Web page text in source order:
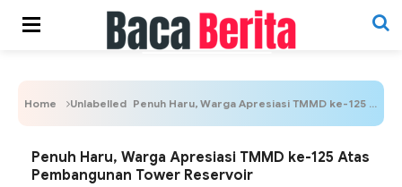
Home Unlabelled Penuh Haru, Warga Apresiasi TMMD ke-125 Atas Pembangunan Tower Reservoir
Penuh Haru, Warga Apresiasi TMMD ke-125 Atas
Pembangunan Tower Reservoir